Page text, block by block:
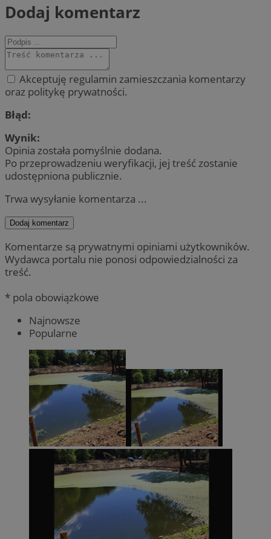
Dodaj komentarz
Akceptuję regulamin zamieszczania komentarzy
oraz politykę prywatności.
Błąd:
Wynik:
Opinia została pomyślnie dodana.
Po przeprowadzeniu weryfikacji, jej treść zostanie
udostępniona publicznie.
Trwa wysyłanie komentarza ...
Dodaj komentarz
Komentarze są prywatnymi opiniami użytkowników.
Wydawca portalu nie ponosi odpowiedzialności za
treść.
* pola obowiązkowe
Najnowsze
Popularne